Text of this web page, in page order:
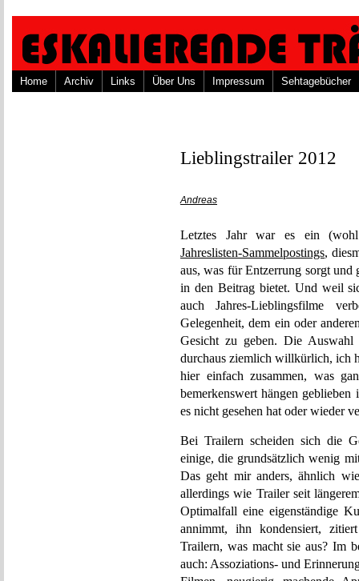
Home Archiv Links Über Uns Impressum Sehtagebücher
Lieblingstrailer 2012
Andreas
Letztes Jahr war es ein (wohl
Jahreslisten-Sammelpostings,
aus, was für Entzerrung sorgt
in den Beitrag bietet. Und weil
auch Jahres-Lieblingsfilme
Gelegenheit, dem ein oder
Gesicht zu geben. Die Auswahl
durchaus ziemlich willkürlich, ich
hier einfach zusammen, was
bemerkenswert hängen
es nicht gesehen hat oder wieder
Bei Trailern scheiden sich die
einige, die grundsätzlich wenig
Das geht mir anders, ähnlich
allerdings wie Trailer seit
Optimalfall eine eigenständige
annimmt, ihn kondensiert,
Trailern, was macht sie aus? Im
auch: Assoziations- und